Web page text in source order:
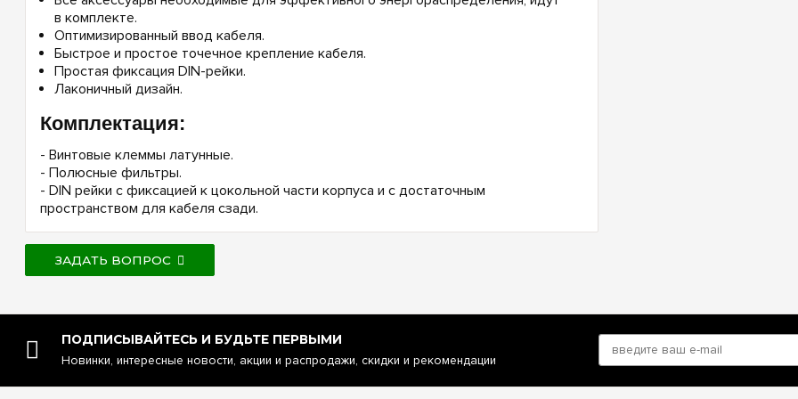
в комплекте.
Оптимизированный ввод кабеля.
Быстрое и простое точечное крепление кабеля.
Простая фиксация DIN-рейки.
Лаконичный дизайн.
Комплектация:
- Винтовые клеммы латунные.
- Полюсные фильтры.
- DIN рейки с фиксацией к цокольной части корпуса и с достаточным
пространством для кабеля сзади.
ЗАДАТЬ ВОПРОС
ПОДПИСЫВАЙТЕСЬ И БУДЬТЕ ПЕРВЫМИ
Новинки, интересные новости, акции и распродажи, скидки и рекомендации